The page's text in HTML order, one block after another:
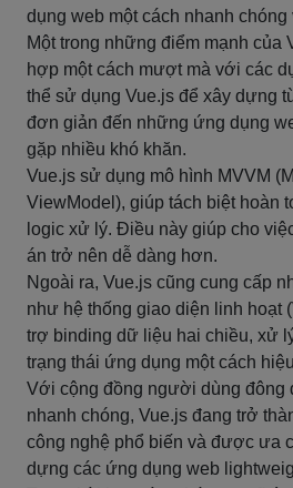
dụng web một cách nhanh chóng
Một trong những điểm mạnh của
hợp một cách mượt mà với các
thể sử dụng Vue.js để xây dựng
đơn giản đến những ứng dụng
gặp nhiều khó khăn.
Vue.js sử dụng mô hình MVVM
ViewModel), giúp tách biệt hoàn
logic xử lý. Điều này giúp cho
án trở nên dễ dàng hơn.
Ngoài ra, Vue.js cũng cung cấp
như hệ thống giao diện linh hoạt
trợ binding dữ liệu hai chiều, xử
trạng thái ứng dụng một cách
Với cộng đồng người dùng đông
nhanh chóng, Vue.js đang trở
công nghệ phổ biến và được ưa
dựng các ứng dụng web